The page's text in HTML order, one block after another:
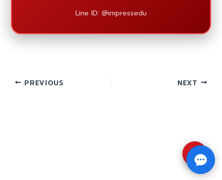
Line ID: @impressedu
PREVIOUS NEXT
⇧